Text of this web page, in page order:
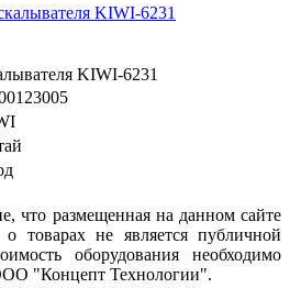
KIWI-6231
что размещенная на данном сайте
товарах не является публичной
оборудования необходимо
"Концепт Технологии".